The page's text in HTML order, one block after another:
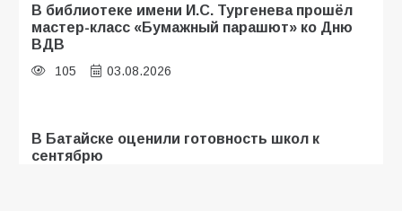
В библиотеке имени И.С. Тургенева прошёл
мастер-класс «Бумажный парашют» ко Дню
ВДВ
105 03.08.2026
В Батайске оценили готовность школ к
сентябрю